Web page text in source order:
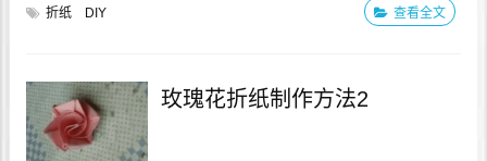
折纸 DIY 查看全文
玫瑰花折纸制作方法2